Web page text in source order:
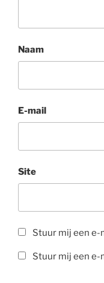
Naam
E-mail
Site
Stuur mij een e-
Stuur mij een e-